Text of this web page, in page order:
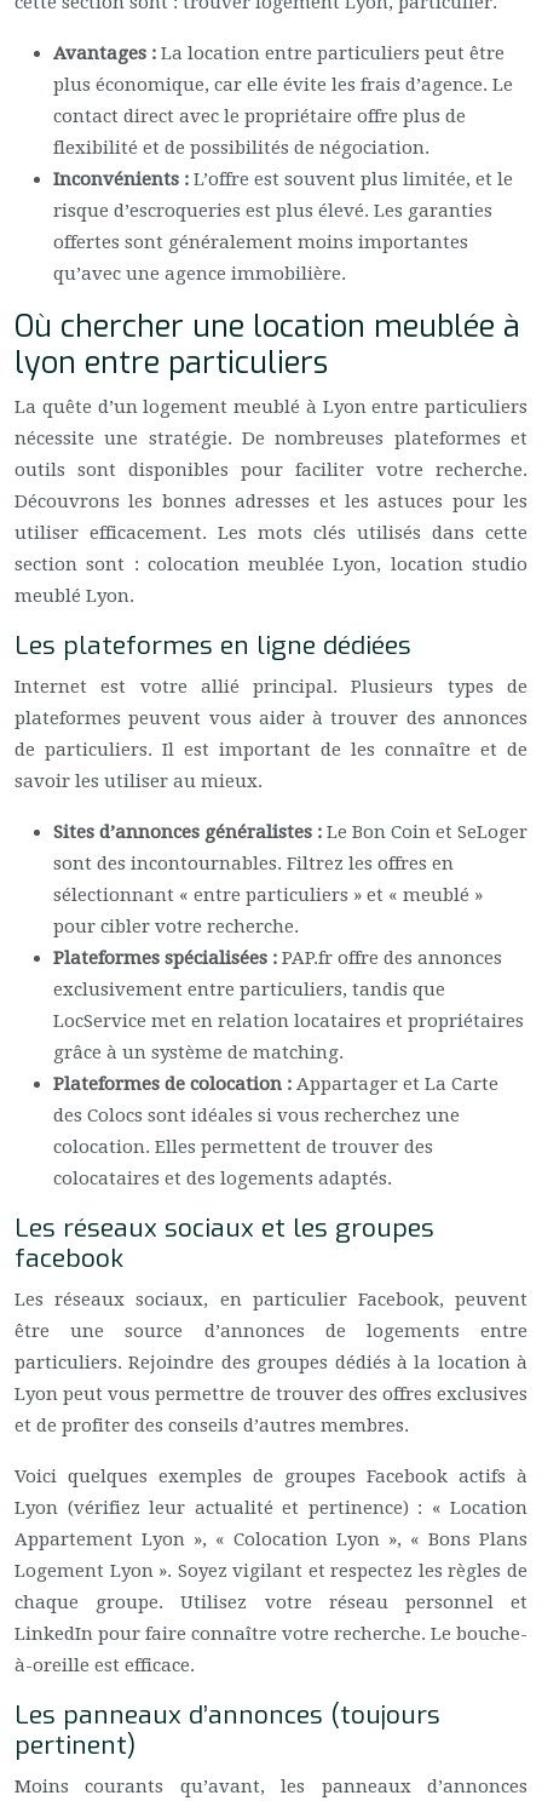
Avantages : La location entre particuliers peut être
plus économique, car elle évite les frais d’agence. Le
contact direct avec le propriétaire offre plus de
flexibilité et de possibilités de négociation.
Inconvénients : L’offre est souvent plus limitée, et le
risque d’escroqueries est plus élevé. Les garanties
offertes sont généralement moins importantes
qu’avec une agence immobilière.
Où chercher une location meublée à
lyon entre particuliers
La quête d’un logement meublé à Lyon entre particuliers
nécessite une stratégie. De nombreuses plateformes et
outils sont disponibles pour faciliter votre recherche.
Découvrons les bonnes adresses et les astuces pour les
utiliser efficacement. Les mots clés utilisés dans cette
section sont : colocation meublée Lyon, location studio
meublé Lyon.
Les plateformes en ligne dédiées
Internet est votre allié principal. Plusieurs types de
plateformes peuvent vous aider à trouver des annonces
de particuliers. Il est important de les connaître et de
savoir les utiliser au mieux.
Sites d’annonces généralistes : Le Bon Coin et SeLoger
sont des incontournables. Filtrez les offres en
sélectionnant « entre particuliers » et « meublé »
pour cibler votre recherche.
Plateformes spécialisées : PAP.fr offre des annonces
exclusivement entre particuliers, tandis que
LocService met en relation locataires et propriétaires
grâce à un système de matching.
Plateformes de colocation : Appartager et La Carte
des Colocs sont idéales si vous recherchez une
colocation. Elles permettent de trouver des
colocataires et des logements adaptés.
Les réseaux sociaux et les groupes
facebook
Les réseaux sociaux, en particulier Facebook, peuvent
être une source d’annonces de logements entre
particuliers. Rejoindre des groupes dédiés à la location à
Lyon peut vous permettre de trouver des offres exclusives
et de profiter des conseils d’autres membres.
Voici quelques exemples de groupes Facebook actifs à
Lyon (vérifiez leur actualité et pertinence) : « Location
Appartement Lyon », « Colocation Lyon », « Bons Plans
Logement Lyon ». Soyez vigilant et respectez les règles de
chaque groupe. Utilisez votre réseau personnel et
LinkedIn pour faire connaître votre recherche. Le bouche-
à-oreille est efficace.
Les panneaux d’annonces (toujours
pertinent)
Moins courants qu’avant, les panneaux d’annonces